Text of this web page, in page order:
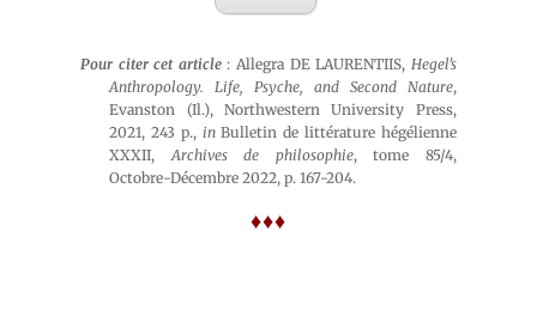
Pour citer cet article: Allegra DE LAURENTIIS, Hegel’s
Anthropology. Life, Psyche, and Second Nature,
Evanston (Il.), Northwestern University Press,
2021, 243 p., inBulletin de littérature hégélienne
XXXII,Archives de philosophie, tome 85/4,
Octobre-Décembre 2022, p. 167-204.
♦♦♦